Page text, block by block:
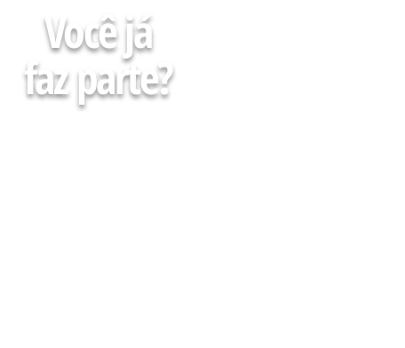
Você já
faz parte?